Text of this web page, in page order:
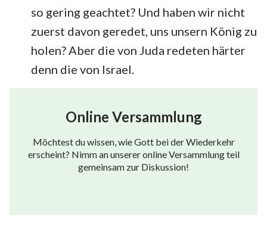
so gering geachtet? Und haben wir nicht
zuerst davon geredet, uns unsern König zu
holen? Aber die von Juda redeten härter
denn die von Israel.
Online Versammlung
Möchtest du wissen, wie Gott bei der Wiederkehr
erscheint? Nimm an unserer online Versammlung teil
gemeinsam zur Diskussion!